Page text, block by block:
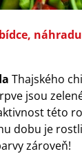
Thajského
jsou
této
dobu je
zároveň!